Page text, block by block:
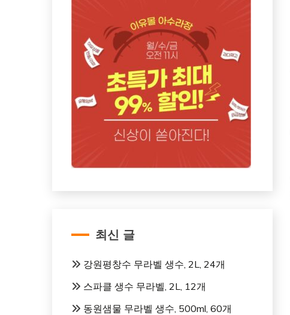
최신 글
강원평창수 무라벨 생수, 2L, 24개
스파클 생수 무라벨, 2L, 12개
동원샘물 무라벨 생수, 500ml, 60개